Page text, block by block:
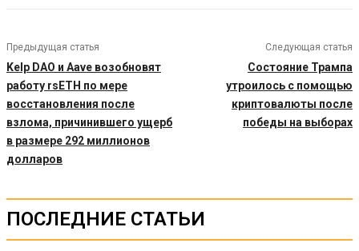
Предыдущая статья
Kelp DAO и Aave возобновят
работу rsETH по мере
восстановления после
взлома, причинившего ущерб
в размере 292 миллионов
долларов
Следующая статья
Состояние Трампа
утроилось с помощью
криптовалюты после
победы на выборах
ПОСЛЕДНИЕ СТАТЬИ